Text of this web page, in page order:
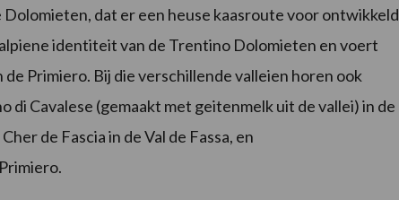
Dolomieten, dat er een heuse kaasroute voor ontwikkeld
identiteit van de Trentino Dolomieten en voert
de Primiero. Bij die verschillende valleien horen ook
di Cavalese (gemaakt met geitenmelk uit de vallei) in de
de Fascia in de Val de Fassa, en